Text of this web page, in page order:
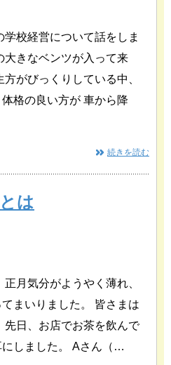
校経営について話をしま
大きなベンツが入って来
がびっくりしている中、
格の良い方が 車から降
続きを読む
は
月気分がようやく薄れ、
まいりました。 皆さまは
先日、お店でお茶を飲んで
しました。 Aさん（…